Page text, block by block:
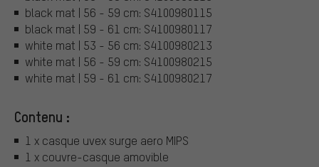
black mat | 56 - 59 cm: S4100980115
black mat | 59 - 61 cm: S4100980117
white mat | 53 - 56 cm: S4100980213
white mat | 56 - 59 cm: S4100980215
white mat | 59 - 61 cm: S4100980217
Contenu :
1 x casque uvex surge aero MIPS
1 x couvre-casque amovible